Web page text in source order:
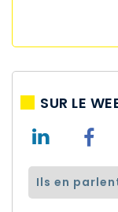
SUR LE
ils en